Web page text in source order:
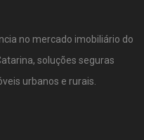
no mercado imobiliário do
soluções seguras
urbanos e rurais.